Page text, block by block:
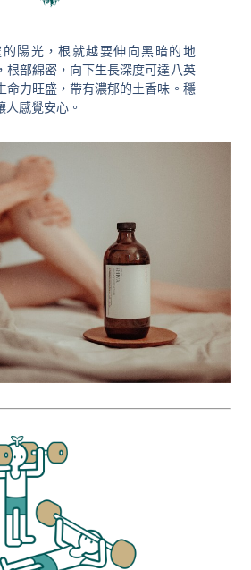
的陽光，根就越要伸向黑暗的地
根部綿密，向下生長深度可達八英
命力旺盛，帶有濃郁的土香味。穩
人感覺安心。